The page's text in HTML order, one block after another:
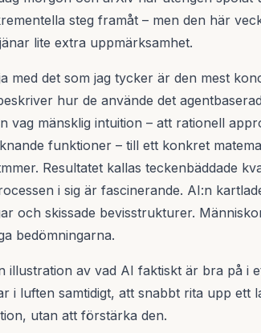
steg framåt – men den här
lite extra uppmärksamhet.
med det som jag tycker är den mest
hur de använde det
vag mänsklig intuition – att rationell
funktioner – till ett konkret
Resultatet kallas teckenbäddade
i sig är fascinerande. AI:n
och skissade bevisstrukturer.
bedömningarna.
illustration av vad AI faktiskt är bra på i
i luften samtidigt, att snabbt rita upp ett
utan att förstärka den.